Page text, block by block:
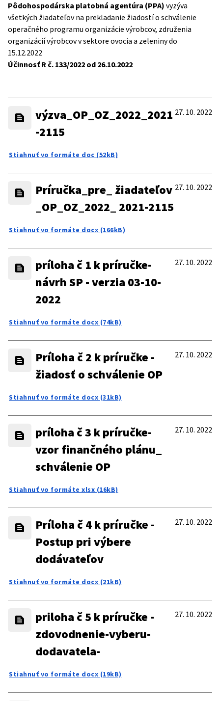
Pôdohospodárska platobná agentúra (PPA) vyzýva
všetkých žiadateľov na prekladanie žiadostí o schválenie
operačného programu organizácie výrobcov, združenia
organizácií výrobcov v sektore ovocia a zeleniny do
15.12.2022
Účinnosť R č. 133/2022 od 26.10.2022
výzva_OP_OZ_2022_2021
-2115
27. 10. 2022
Stiahnuť vo formáte doc (52kB)
Príručka_pre_ žiadateľov
_OP_OZ_2022_ 2021-2115
27. 10. 2022
Stiahnuť vo formáte docx (166kB)
príloha č 1 k príručke-
návrh SP - verzia 03-10-
2022
27. 10. 2022
Stiahnuť vo formáte docx (74kB)
Príloha č 2 k príručke -
žiadosť o schválenie OP
27. 10. 2022
Stiahnuť vo formáte docx (31kB)
príloha č 3 k príručke-
vzor finančného plánu_
schválenie OP
27. 10. 2022
Stiahnuť vo formáte xlsx (16kB)
Príloha č 4 k príručke -
Postup pri výbere
dodávateľov
27. 10. 2022
Stiahnuť vo formáte docx (21kB)
priloha č 5 k príručke -
zdovodnenie-vyberu-
dodavatela-
27. 10. 2022
Stiahnuť vo formáte docx (19kB)